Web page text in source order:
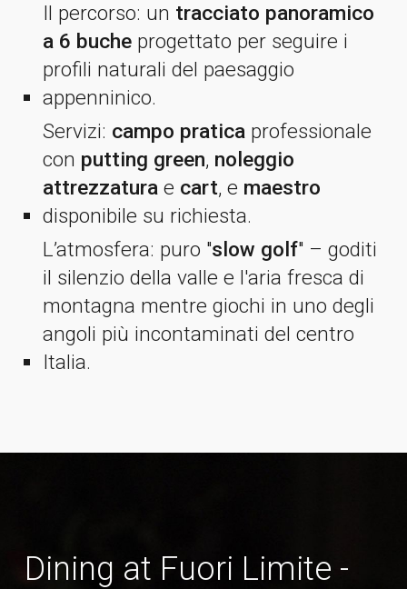
Il percorso: un tracciato panoramico
a 6 buche progettato per seguire i
profili naturali del paesaggio
appenninico.
Servizi: campo pratica professionale
con putting green, noleggio
attrezzatura e cart, e maestro
disponibile su richiesta.
L’atmosfera: puro "slow golf" – goditi
il silenzio della valle e l'aria fresca di
montagna mentre giochi in uno degli
angoli più incontaminati del centro
Italia.
Dining at Fuori Limite -